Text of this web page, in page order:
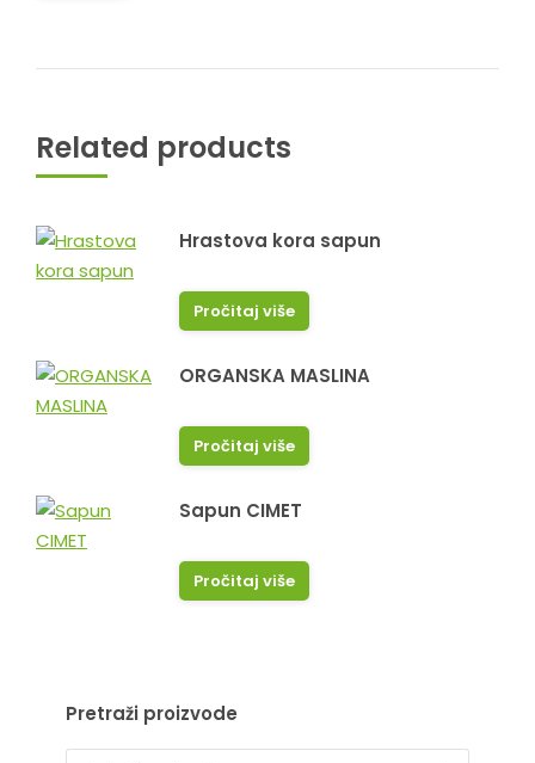
Related products
Hrastova kora sapun
Pročitaj više
ORGANSKA MASLINA
Pročitaj više
Sapun CIMET
Pročitaj više
Pretraži proizvode